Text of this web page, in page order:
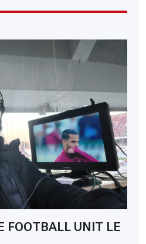
FOOTBALL UNIT LE